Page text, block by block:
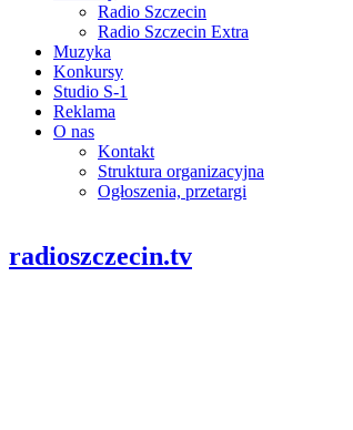
Radio Szczecin
Radio Szczecin Extra
Muzyka
Konkursy
Studio S-1
Reklama
O nas
Kontakt
Struktura organizacyjna
Ogłoszenia, przetargi
radioszczecin.tv